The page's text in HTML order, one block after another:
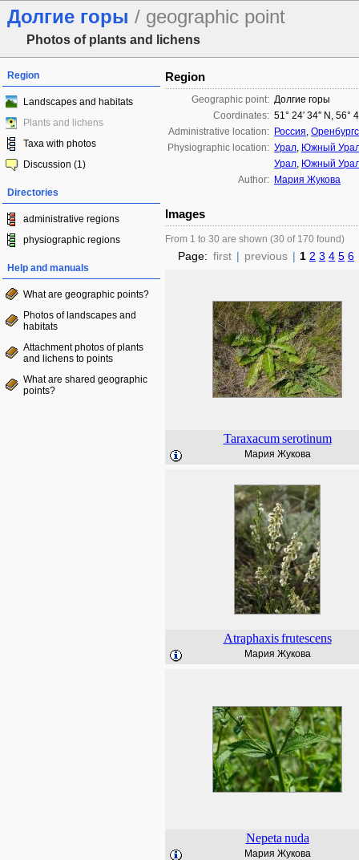
Долгие горы / geographic point
Photos of plants and lichens
Region
Landscapes and habitats
Plants and lichens
Taxa with photos
Discussion (1)
Directories
administrative regions
physiographic regions
Help and manuals
What are geographic points?
Photos of landscapes and
habitats
Attachment photos of plants
and lichens to points
What are shared geographic
points?
Region
Geographic point: Долгие горы
Coordinates: 51° 24′ 34″ N, 56°
Administrative location: Россия,
Physiographic location: Урал, Южный
Урал, Южный
Author: Мария Жукова
Images
From 1 to 30 are shown (30 of 170 found)
Page: first | previous | 1 2 3 4 5 6
Taraxacum serotinum
Мария Жукова
Atraphaxis frutescens
Мария Жукова
Nepeta nuda
Мария Жукова